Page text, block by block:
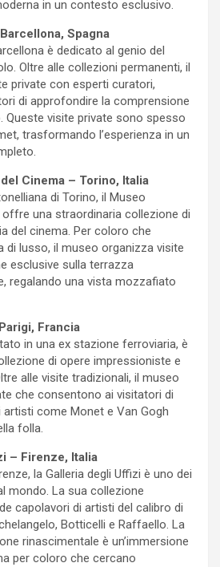
in un contesto esclusivo.
Spagna
è dedicato al genio del
Oltre alle collezioni permanenti, il
private con esperti curatori,
di approfondire la comprensione
Queste visite private sono spesso
trasformando l’esperienza in un
Cinema – Torino, Italia
di Torino, il Museo
una straordinaria collezione di
del cinema. Per coloro che
di lusso, il museo organizza visite
esclusive sulla terrazza
regalando una vista mozzafiato
Francia
in una ex stazione ferroviaria, è
di opere impressioniste e
alle visite tradizionali, il museo
che consentono ai visitatori di
artisti come Monet e Van Gogh
folla.
– Firenze, Italia
la Galleria degli Uffizi è uno dei
mondo. La sua collezione
capolavori di artisti del calibro di
Botticelli e Raffaello. La
rinascimentale è un’immersione
per coloro che cercano